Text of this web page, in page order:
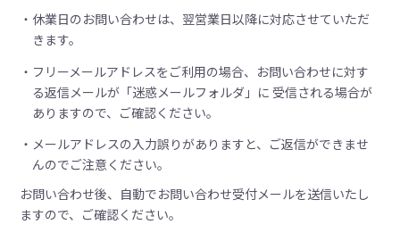
休業日のお問い合わせは、翌営業日以降に対応させていただ
きます。
フリーメールアドレスをご利用の場合、お問い合わせに対す
る返信メールが「迷惑メールフォルダ」に 受信される場合が
ありますので、ご確認ください。
メールアドレスの入力誤りがありますと、ご返信ができませ
んのでご注意ください。
お問い合わせ後、自動でお問い合わせ受付メールを送信いたし
ますので、ご確認ください。